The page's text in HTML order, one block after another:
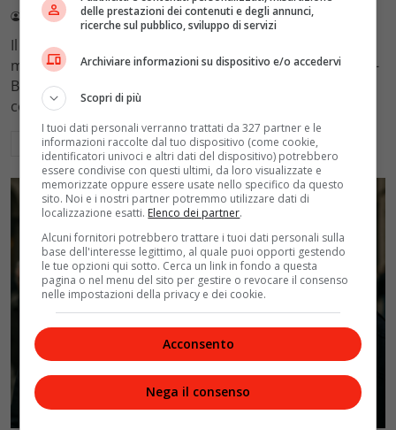
Redazione VelvetMAG 4 Agosto 2026
Il Tribunale di Roma ha fissato l'assegno di
mantenimento figli a 10.900 euro mensili nel caso Totti-
Blasi, respingendo la richiesta di 20mila euro della
conduttrice.
Leggi di più
Politica
delle prestazioni dei contenuti e degli annunci,
ricerche sul pubblico, sviluppo di servizi
Archiviare informazioni su dispositivo e/o accedervi
Scopri di più
I tuoi dati personali verranno trattati da 327 partner e le
informazioni raccolte dal tuo dispositivo (come cookie,
identificatori univoci e altri dati del dispositivo) potrebbero
essere condivise con questi ultimi, da loro visualizzate e
memorizzate oppure essere usate nello specifico da questo
sito. Noi e i nostri partner potremmo utilizzare dati di
localizzazione esatti. Elenco dei partner.
Alcuni fornitori potrebbero trattare i tuoi dati personali sulla
base dell'interesse legittimo, al quale puoi opporti gestendo
le tue opzioni qui sotto. Cerca un link in fondo a questa
pagina o nel menu del sito per gestire o revocare il consenso
nelle impostazioni della privacy e dei cookie.
Acconsento
Nega il consenso